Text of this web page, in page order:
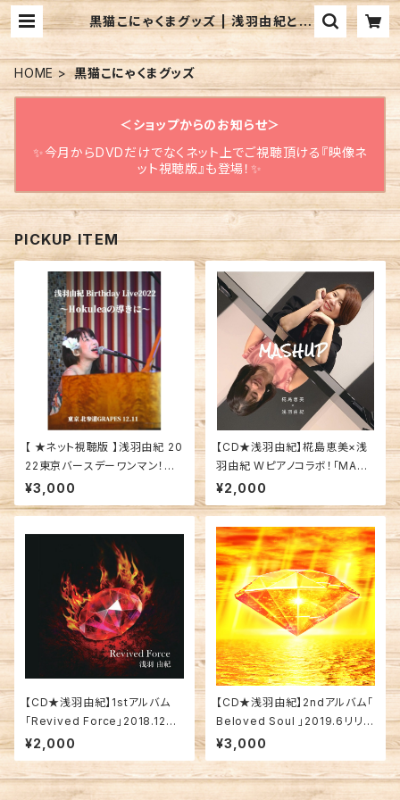
黒猫こにゃくまグッズ | 浅羽由紀とち
くわのお店
HOME 黒猫こにゃくまグッズ
＜ショップからのお知らせ＞
✨今月からDVDだけでなくネット上でご視聴頂ける『映像ネ
ット視聴版』も登場！✨
PICKUP ITEM
【 ★ネット視聴版 】浅羽由紀 20
22東京バースデーワンマン！～
Hokurelaの導きに～
¥3,000
【CD★浅羽由紀】椛島恵美×浅
羽由紀 Wピアノコラボ！「MASH
UP」＜限定250枚★浅羽販売分
＞
¥2,000
【CD★浅羽由紀】1stアルバム
「Revived Force」2018.12リ
リース！
¥2,000
【CD★浅羽由紀】2ndアルバム「
Beloved Soul 」2019.6リリー
ス！
¥3,000